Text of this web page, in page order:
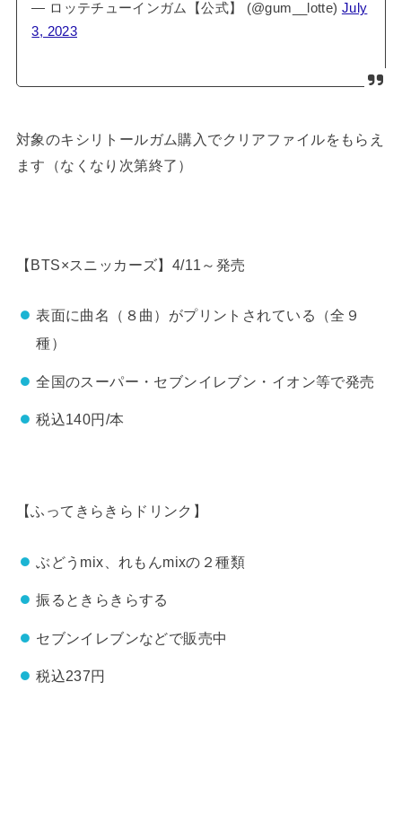
— ロッテチューインガム【公式】 (@gum__lotte) July
3, 2023
対象のキシリトールガム購入でクリアファイルをもらえ
ます（なくなり次第終了）
【BTS×スニッカーズ】4/11～発売
表面に曲名（８曲）がプリントされている（全９
種）
全国のスーパー・セブンイレブン・イオン等で発売
税込140円/本
【ふってきらきらドリンク】
ぶどうmix、れもんmixの２種類
振るときらきらする
セブンイレブンなどで販売中
税込237円